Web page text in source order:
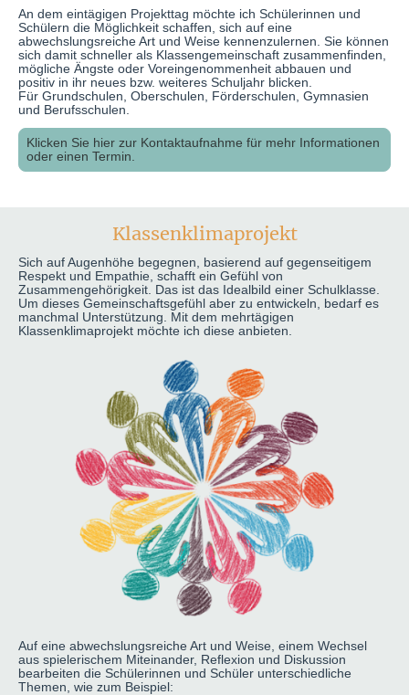
An dem eintägigen Projekttag möchte ich Schülerinnen und
Schülern die Möglichkeit schaffen, sich auf eine
abwechslungsreiche Art und Weise kennenzulernen. Sie können
sich damit schneller als Klassengemeinschaft zusammenfinden,
mögliche Ängste oder Voreingenommenheit abbauen und
positiv in ihr neues bzw. weiteres Schuljahr blicken.
Für Grundschulen, Oberschulen, Förderschulen, Gymnasien
und Berufsschulen.
Klicken Sie hier zur Kontaktaufnahme für mehr Informationen
oder einen Termin.
Klassenklimaprojekt
Sich auf Augenhöhe begegnen, basierend auf gegenseitigem
Respekt und Empathie, schafft ein Gefühl von
Zusammengehörigkeit. Das ist das Idealbild einer Schulklasse.
Um dieses Gemeinschaftsgefühl aber zu entwickeln, bedarf es
manchmal Unterstützung. Mit dem mehrtägigen
Klassenklimaprojekt möchte ich diese anbieten.
Auf eine abwechslungsreiche Art und Weise, einem Wechsel
aus spielerischem Miteinander, Reflexion und Diskussion
bearbeiten die Schülerinnen und Schüler unterschiedliche
Themen, wie zum Beispiel: